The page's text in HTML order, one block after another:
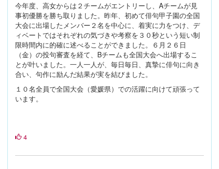
今年度、高女からは２チームがエントリーし、Aチームが見
事初優勝を勝ち取りました。昨年、初めて俳句甲子園の全国
大会に出場したメンバー２名を中心に、着実に力をつけ、デ
ィベートではそれぞれの気づきや考察を３０秒という短い制
限時間内に的確に述べることができました。６月２６日
（金）の投句審査を経て、Bチームも全国大会へ出場するこ
とが叶いました。一人一人が、毎日毎日、真摯に俳句に向き
合い、句作に励んだ結果が実を結びました。
１０名全員で全国大会（愛媛県）での活躍に向けて頑張って
います。
4